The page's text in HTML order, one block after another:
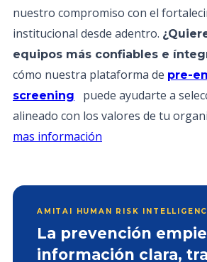
nuestro compromiso con el
institucional desde adentro.
equipos más confiables e
cómo nuestra plataforma de pre-
screening
puede ayudarte a
alineado con los valores de tu
mas información
AMITAI HUMAN RISK
La prevención
información clara,